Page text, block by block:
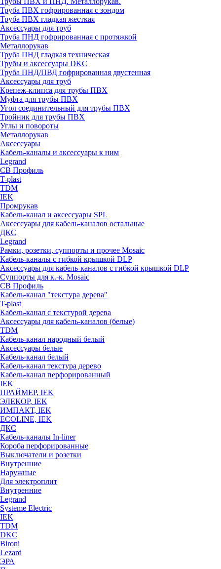
Труба ПВХ гофрированная с зондом
Труба ПВХ гладкая жесткая
Аксессуары для труб
Труба ПНД гофрированная с протяжкой
Металлорукав
Труба ПНД гладкая техническая
Трубы и аксессуары DKC
Труба ПНД/ПВД гофрированная двустенная
Аксессуары для труб
Крепеж-клипса для трубы ПВХ
Муфта для трубы ПВХ
Угол соединительный для трубы ПВХ
Тройник для трубы ПВХ
Углы и повороты
Металлорукав
Аксессуары
Кабель-каналы и аксессуары к ним
Legrand
СВ Профиль
T-plast
TDM
IEK
Промрукав
Кабель-канал и аксессуары SPL
Аксессуары для кабель-каналов остальные
ДКС
Legrand
Рамки, розетки, суппорты и прочее Mosaic
Кабель-каналы с гибкой крышкой DLP
Аксессуары для кабель-каналов с гибкой крышкой DLP
Суппорты для к.-к. Mosaic
СВ Профиль
Кабель-канал "текстура дерева"
T-plast
Кабель-канал с текстурой дерева
Аксессуары для кабель-каналов (белые)
TDM
Кабель-канал народный белый
Аксессуары белые
Кабель-канал белый
Кабель-канал текстура дерево
Кабель-канал перфорированный
IEK
ПРАЙМЕР, IEK
ЭЛЕКОР, IEK
ИМПАКТ, IEK
ECOLINE, IEK
ДКС
Кабель-каналы In-liner
Короба перфорированные
Выключатели и розетки
Внутренние
Наружные
Для электроплит
Внутренние
Legrand
Systeme Electric
IEK
TDM
DKC
Bironi
Lezard
ЭРА